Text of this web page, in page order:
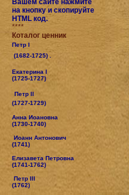
Вашем сайте нажмите
на кнопку и скопируйте
HTML код.
****
Коталог ценник
Петр I
(1682-1725) .
Екатерина I
(1725-1727)
Петр II
(1727-1729)
Анна Иоановна
(1730-1740)
Иоанн Антонович
(1741)
Елизавета Петровна
(1741-1762)
Петр III
(1762)